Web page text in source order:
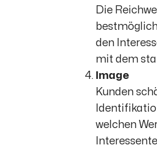
Die
den
mit dem
Image
Kunden
welchen